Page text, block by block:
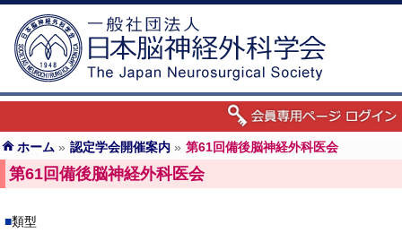
ホーム » 認定学会開催案内 » 第61回備後脳神経外科医会
第61回備後脳神経外科医会
類型